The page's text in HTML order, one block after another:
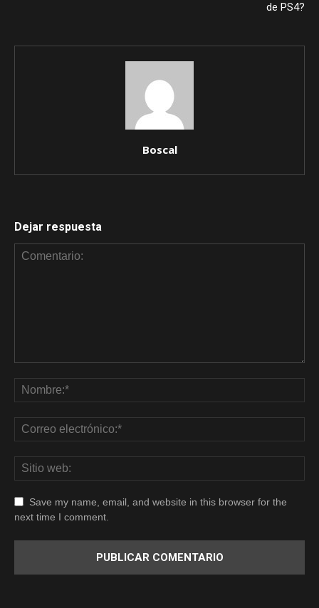
de PS4?
Boscal
Dejar respuesta
Save my name, email, and website in this browser for the
next time I comment.